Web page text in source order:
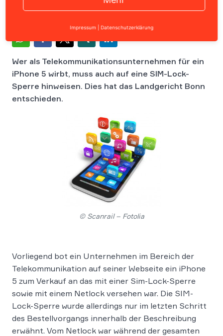
Wer als Telekommunikationsunternehmen für ein
iPhone 5 wirbt, muss auch auf eine SIM-Lock-
Sperre hinweisen. Dies hat das Landgericht Bonn
entschieden.
© Scanrail – Fotolia
Vorliegend bot ein Unternehmen im Bereich der
Telekommunikation auf seiner Webseite ein iPhone
5 zum Verkauf an das mit einer Sim-Lock-Sperre
sowie mit einem Netlock versehen war. Die SIM-
Lock-Sperre wurde allerdings nur im letzten Schritt
des Bestellvorgangs innerhalb der Beschreibung
erwähnt. Vom Netlock war während der gesamten
Impressum Datenschutzerklärung